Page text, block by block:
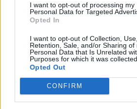
I want to opt-out of processing my
Personal Data for Targeted
Opted In
I want to opt-out of Collection, Use,
Retention, Sale, and/or Sharing of
Personal Data that Is Unrelated
Purposes for which it was collected.
Opted Out
CONFIRM
2026-08-06 KL. 08:31
Moa Granat jagar
EM-form och tre
flickor i All-Star
Team